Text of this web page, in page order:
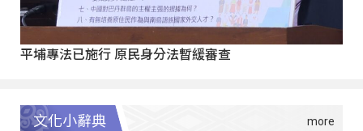
平埔專法已施行 原民身分法暫緩審查
文化小辭典